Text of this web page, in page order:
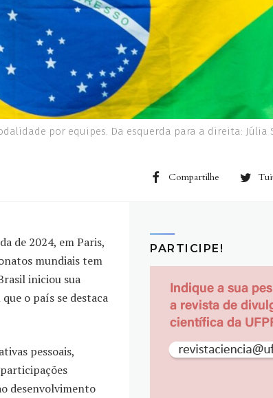
por equipes. Da esquerda para a direita: Júlia
Compartilhe
de 2024, em Paris,
mundiais tem
iniciou sua
o país se destaca
pessoais,
desenvolvimento
PARTICIPE!